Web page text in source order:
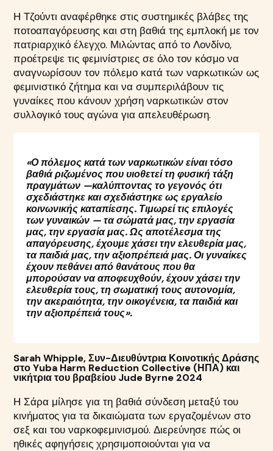
Η Τζούντι αναφέρθηκε στις συστημικές βλάβες της
ποτοαπαγόρευσης και στη βαθιά της εμπλοκή με τον
πατριαρχικό έλεγχο. Μιλώντας από το Λονδίνο,
προέτρεψε τις φεμινίστριες σε όλο τον κόσμο να
αναγνωρίσουν τον πόλεμο κατά των ναρκωτικών ως
φεμινιστικό ζήτημα και να συμπεριλάβουν τις
γυναίκες που κάνουν χρήση ναρκωτικών στον
συλλογικό τους αγώνα για απελευθέρωση.
«Ο πόλεμος κατά των ναρκωτικών είναι τόσο
βαθιά ριζωμένος που υιοθετεί τη φυσική τάξη
πραγμάτων —καλύπτοντας το γεγονός ότι
σχεδιάστηκε και σχεδιάστηκε ως εργαλείο
κοινωνικής καταπίεσης. Τιμωρεί τις επιλογές
των γυναικών — τα σώματά μας, την εργασία
μας, την εργασία μας. Ως αποτέλεσμα της
απαγόρευσης, έχουμε χάσει την ελευθερία μας,
τα παιδιά μας, την αξιοπρέπειά μας. Οι γυναίκες
έχουν πεθάνει από θανάτους που θα
μπορούσαν να αποφευχθούν, έχουν χάσει την
ελευθερία τους, τη σωματική τους αυτονομία,
την ακεραιότητα, την οικογένεια, τα παιδιά και
την αξιοπρέπειά τους».
Sarah Whipple, Συν-Διευθύντρια Κοινοτικής Δράσης
στο Yuba Harm Reduction Collective (ΗΠΑ) και
νικήτρια του βραβείου Jude Byrne 2024
Η Σάρα μίλησε για τη βαθιά σύνδεση μεταξύ του
κινήματος για τα δικαιώματα των εργαζομένων στο
σεξ και του ναρκοφεμινισμού. Διερεύνησε πώς οι
ηθικές αφηγήσεις χρησιμοποιούνται για να